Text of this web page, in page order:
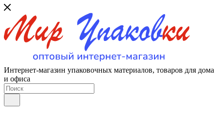
Интернет-магазин упаковочных материалов, товаров для дома
и офиса